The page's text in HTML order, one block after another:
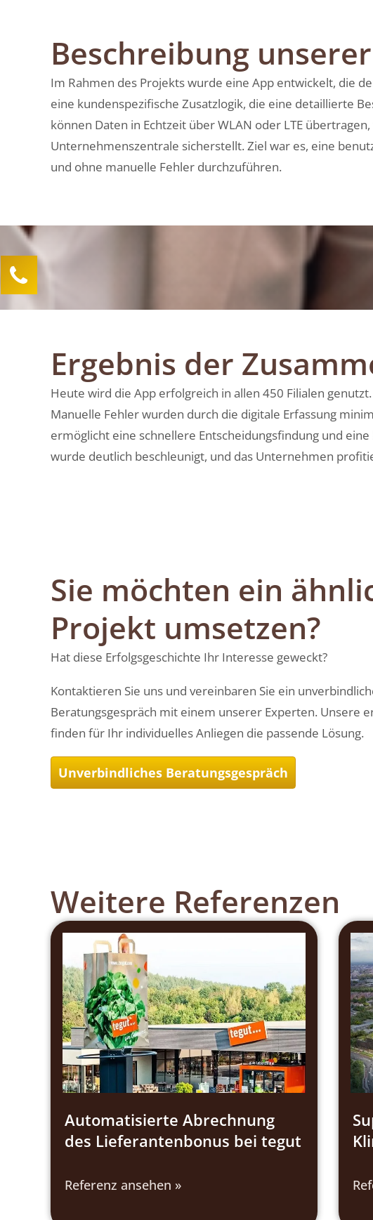
Beschreibung
Im Rahmen des Projekts wurde eine App entwickelt, die
eine kundenspezifische Zusatzlogik, die eine detaillierte
können Daten in Echtzeit über WLAN oder LTE
Unternehmenszentrale sicherstellt. Ziel war es, eine
und ohne manuelle Fehler durchzuführen.
Ergebnis der
Heute wird die App erfolgreich in allen 450 Filialen
Manuelle Fehler wurden durch die digitale Erfassung
ermöglicht eine schnellere Entscheidungsfindung und
wurde deutlich beschleunigt, und das Unternehmen
Sie möchten ein
Projekt umsetzen?
Hat diese Erfolgsgeschichte Ihr Interesse geweckt?
Kontaktieren Sie uns und vereinbaren Sie ein
Beratungsgespräch mit einem unserer Experten. Unsere
finden für Ihr individuelles Anliegen die passende Lösung.
Unverbindliches Beratungsgespräch
Weitere Referenzen
Automatisierte Abrechnung
des Lieferantenbonus bei tegut
Referenz ansehen »
Kundenservice
lea.sittermann@mind-logistik.de
Ihre Anfrage